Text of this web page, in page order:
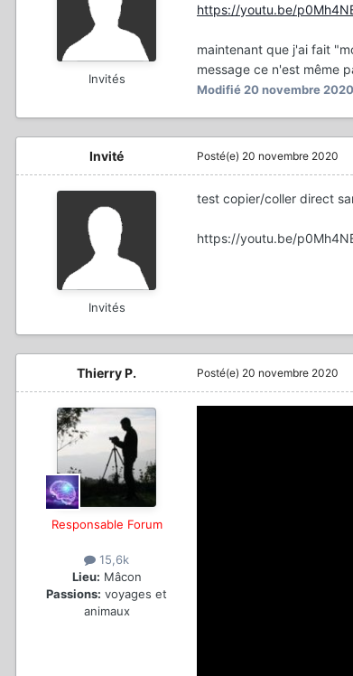
Invités
https://youtu.be/
maintenant que j'ai fait
message ce n'est même
Modifié 20 novembre 2020
Invité
Invités
Posté(e) 20 novembre 2020
test copier/coller direct
https://youtu.be/
Thierry P.
Responsable Forum
15,6k
Lieu: Mâcon
Passions: voyages et
animaux
Posté(e) 20 novembre 2020